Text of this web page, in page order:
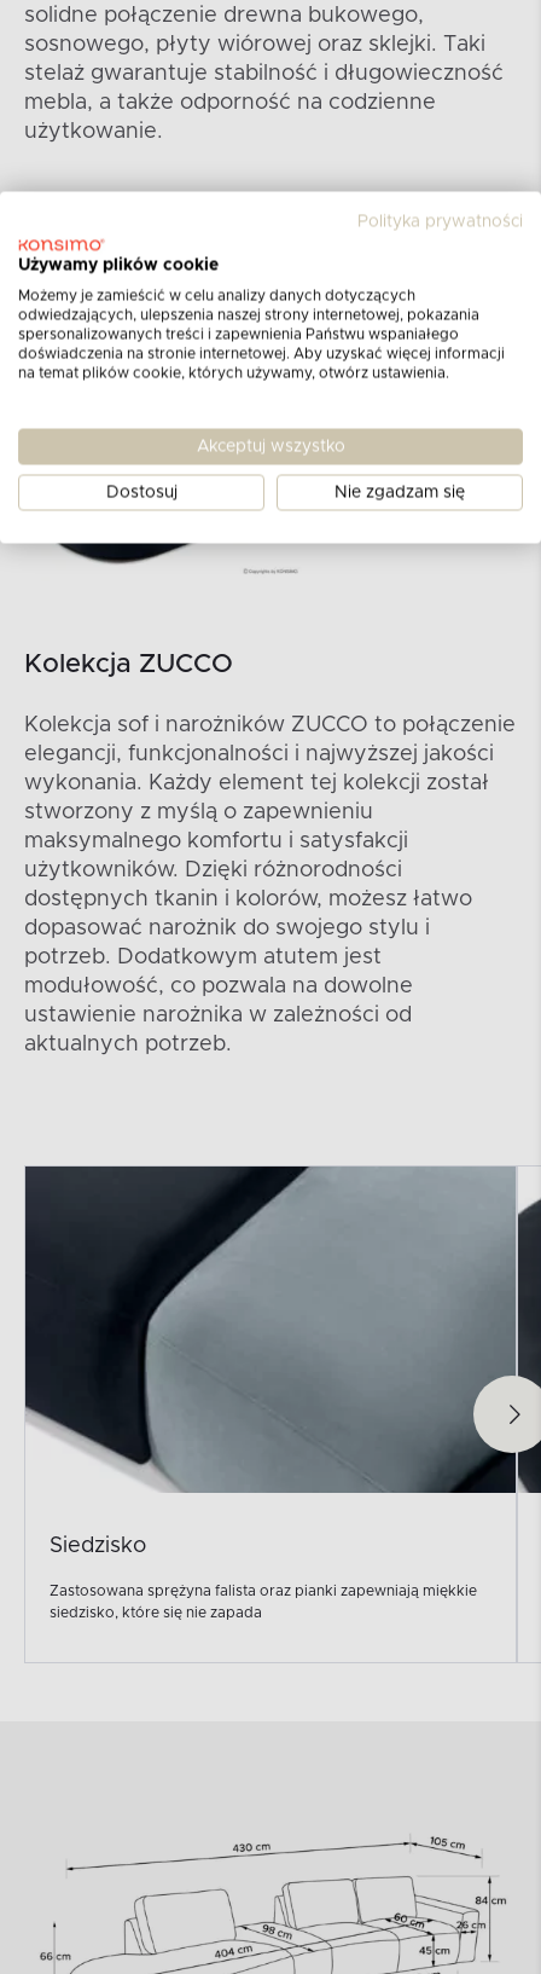
solidne połączenie drewna bukowego,
sosnowego, płyty wiórowej oraz sklejki. Taki
stelaż gwarantuje stabilność i długowieczność
mebla, a także odporność na codzienne
użytkowanie.
Kolekcja ZUCCO
Kolekcja sof i narożników ZUCCO to połączenie
elegancji, funkcjonalności i najwyższej jakości
wykonania. Każdy element tej kolekcji został
stworzony z myślą o zapewnieniu
maksymalnego komfortu i satysfakcji
użytkowników. Dzięki różnorodności
dostępnych tkanin i kolorów, możesz łatwo
dopasować narożnik do swojego stylu i
potrzeb. Dodatkowym atutem jest
modułowość, co pozwala na dowolne
ustawienie narożnika w zależności od
aktualnych potrzeb.
Siedzisko
Zastosowana sprężyna falista oraz pianki zapewniają miękkie
siedzisko, które się nie zapada
Polityka prywatności
Używamy plików cookie
Możemy je zamieścić w celu analizy danych dotyczących
odwiedzających, ulepszenia naszej strony internetowej, pokazania
spersonalizowanych treści i zapewnienia Państwu wspaniałego
doświadczenia na stronie internetowej. Aby uzyskać więcej informacji
na temat plików cookie, których używamy, otwórz ustawienia.
Akceptuj wszystko
Dostosuj Nie zgadzam się